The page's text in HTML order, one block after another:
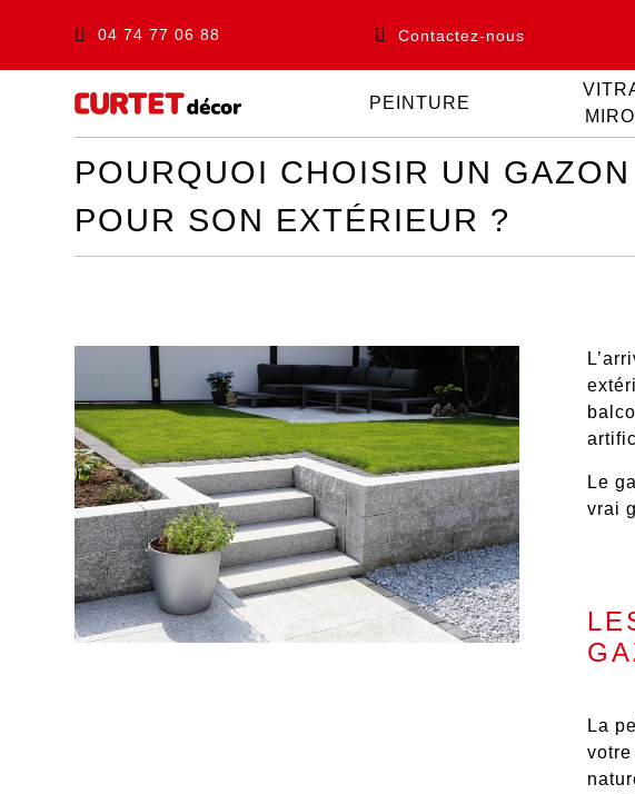
04 74 77 06 88 Contactez-nous
PEINTURE
POURQUOI CHOISIR UN
POUR SON EXTÉRIEUR ?
Le
vrai
La
votre